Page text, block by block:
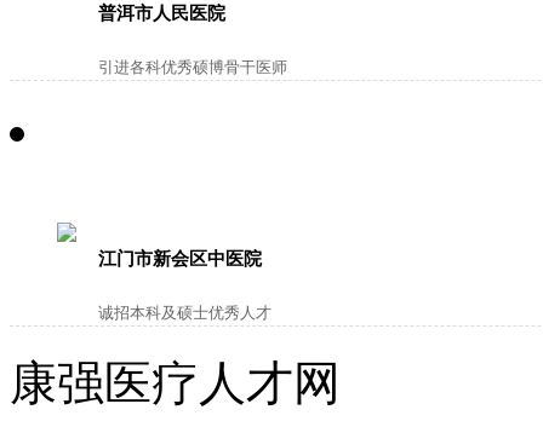
普洱市人民医院
引进各科优秀硕博骨干医师
江门市新会区中医院
诚招本科及硕士优秀人才
康强医疗人才网